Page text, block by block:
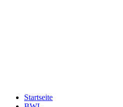
Startseite